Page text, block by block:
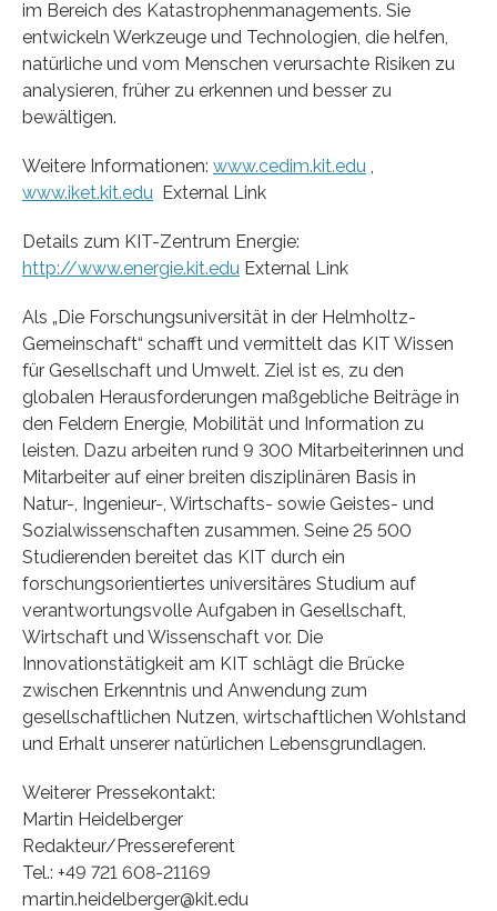
im Bereich des Katastrophenmanagements. Sie
entwickeln Werkzeuge und Technologien, die helfen,
natürliche und vom Menschen verursachte Risiken zu
analysieren, früher zu erkennen und besser zu
bewältigen.
Weitere Informationen: www.cedim.kit.edu ,
www.iket.kit.edu External Link
Details zum KIT-Zentrum Energie:
http://www.energie.kit.edu External Link
Als „Die Forschungsuniversität in der Helmholtz-
Gemeinschaft“ schafft und vermittelt das KIT Wissen
für Gesellschaft und Umwelt. Ziel ist es, zu den
globalen Herausforderungen maßgebliche Beiträge in
den Feldern Energie, Mobilität und Information zu
leisten. Dazu arbeiten rund 9 300 Mitarbeiterinnen und
Mitarbeiter auf einer breiten disziplinären Basis in
Natur-, Ingenieur-, Wirtschafts- sowie Geistes- und
Sozialwissenschaften zusammen. Seine 25 500
Studierenden bereitet das KIT durch ein
forschungsorientiertes universitäres Studium auf
verantwortungsvolle Aufgaben in Gesellschaft,
Wirtschaft und Wissenschaft vor. Die
Innovationstätigkeit am KIT schlägt die Brücke
zwischen Erkenntnis und Anwendung zum
gesellschaftlichen Nutzen, wirtschaftlichen Wohlstand
und Erhalt unserer natürlichen Lebensgrundlagen.
Weiterer Pressekontakt:
Martin Heidelberger
Redakteur/Pressereferent
Tel.: +49 721 608-21169
martin.heidelberger@kit.edu